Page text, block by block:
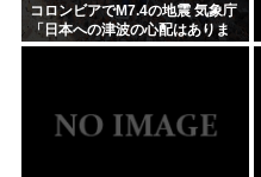
コロンビアでM7.4の地震 気象庁
「日本への津波の心配はありま
せん」